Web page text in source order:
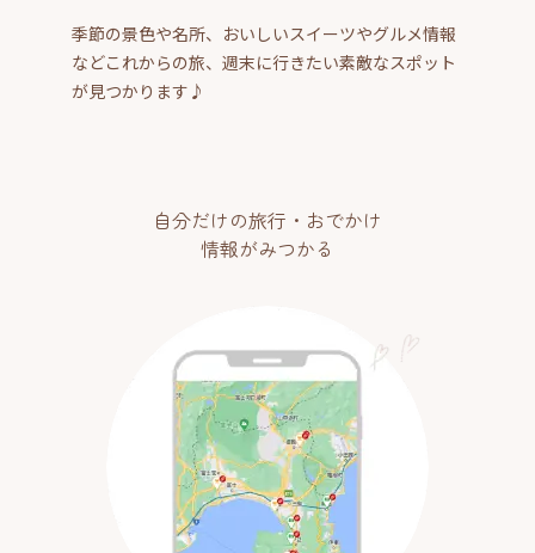
季節の景色や名所、おいしいスイーツやグルメ情報
などこれからの旅、週末に行きたい素敵なスポット
が見つかります♪
自分だけの旅行・おでかけ
情報がみつかる